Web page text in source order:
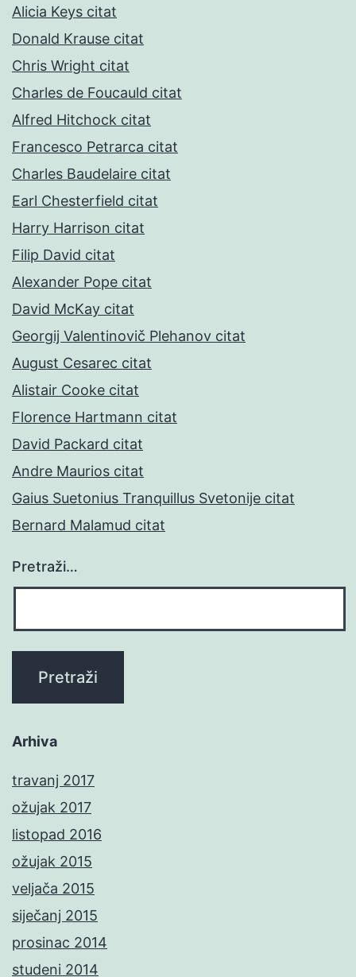
Alicia Keys citat
Donald Krause citat
Chris Wright citat
Charles de Foucauld citat
Alfred Hitchock citat
Francesco Petrarca citat
Charles Baudelaire citat
Earl Chesterfield citat
Harry Harrison citat
Filip David citat
Alexander Pope citat
David McKay citat
Georgij Valentinovič Plehanov citat
August Cesarec citat
Alistair Cooke citat
Florence Hartmann citat
David Packard citat
Andre Maurios citat
Gaius Suetonius Tranquillus Svetonije citat
Bernard Malamud citat
Pretraži…
Arhiva
travanj 2017
ožujak 2017
listopad 2016
ožujak 2015
veljača 2015
siječanj 2015
prosinac 2014
studeni 2014